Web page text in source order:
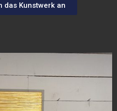
das Kunstwerk an